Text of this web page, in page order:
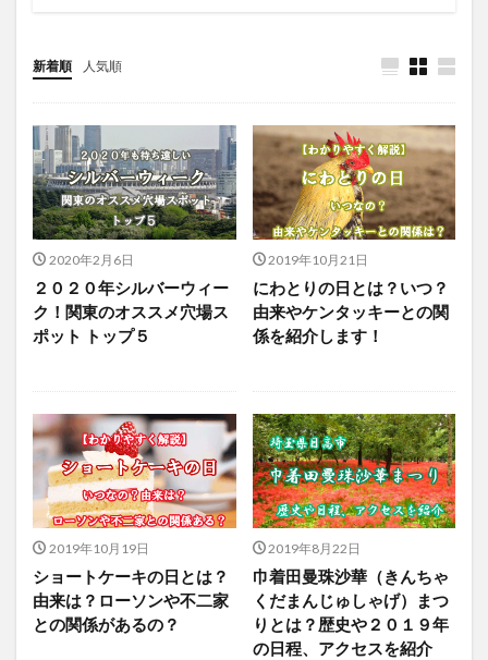
新着順 人気順
2020年2月6日
２０２０年シルバーウィー
ク！関東のオススメ穴場ス
ポット トップ５
2019年10月21日
にわとりの日とは？いつ？
由来やケンタッキーとの関
係を紹介します！
2019年10月19日
ショートケーキの日とは？
由来は？ローソンや不二家
との関係があるの？
2019年8月22日
巾着田曼珠沙華（きんちゃ
くだまんじゅしゃげ）まつ
りとは？歴史や２０１９年
の日程、アクセスを紹介